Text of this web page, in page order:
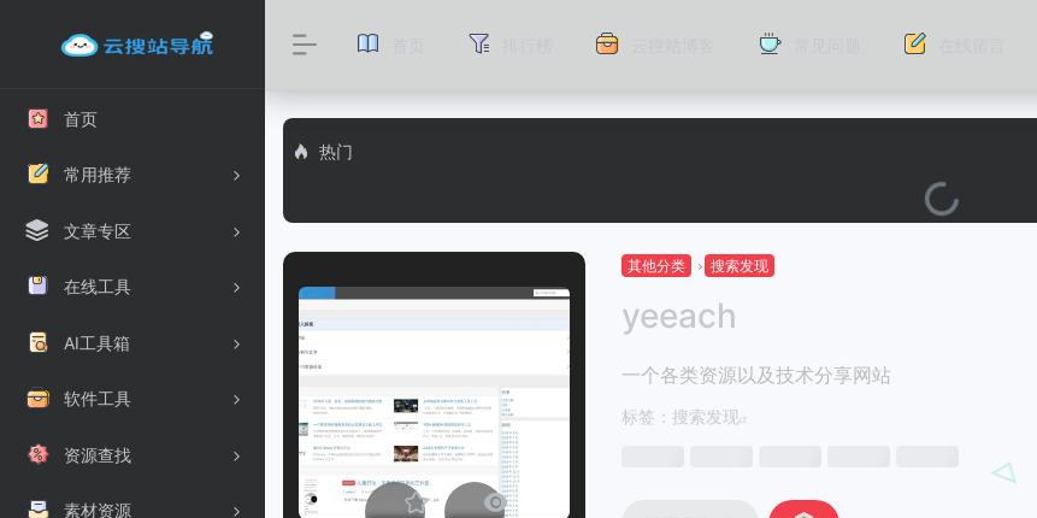
首页
常用推荐
文章专区
在线工具
AI工具箱
软件工具
资源查找
素材资源
热门
其他分类 搜索发现
yeeach
一个各类资源以及技术分享网站
标签： 搜索发现